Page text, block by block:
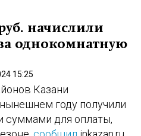
начислили
однокомнатную
15:25
Казани
году получили
суммами для оплаты,